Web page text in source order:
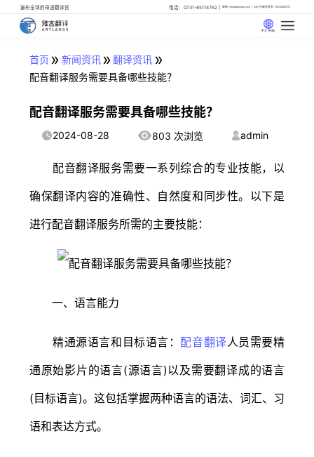
遍布全球的母语翻译官 电话：0731-85114762 邮箱: info@artlangs.com 24小时翻译管家: 18142666316
中文 (中国)
首页 » 新闻资讯» 翻译资讯 »
配音翻译服务需要具备哪些技能？
配音翻译服务需要具备哪些技能？
2024-08-28 803 次浏览 admin
配音翻译服务需要一系列综合的专业技能，以
确保翻译内容的准确性、自然度和同步性。以下是
进行配音翻译服务所需的主要技能：
一、语言能力
精通源语言和目标语言： 配音翻译人员需要精
通原始影片的语言(源语言)以及需要翻译成的语言
(目标语言)。这包括掌握两种语言的语法、词汇、习
语和表达方式。